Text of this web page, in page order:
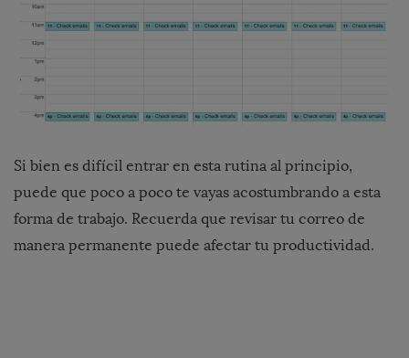
Si bien es difícil entrar en esta rutina al principio,
puede que poco a poco te vayas acostumbrando a esta
forma de trabajo. Recuerda que revisar tu correo de
manera permanente puede afectar tu productividad.